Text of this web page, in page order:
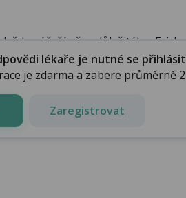
řeší něco důležitého.
lékaře je nutné se
je zdarma a zabere průměrně
Zaregistrovat